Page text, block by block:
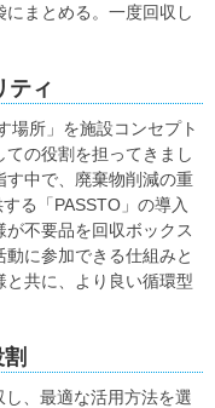
まとめる。一度回収し
ティ
場所」を施設コンセプト
の役割を担ってきまし
す中で、廃棄物削減の重
る「PASSTO」の導入
不要品を回収ボックス
に参加できる仕組みと
共に、より良い循環型
し、最適な活用方法を選